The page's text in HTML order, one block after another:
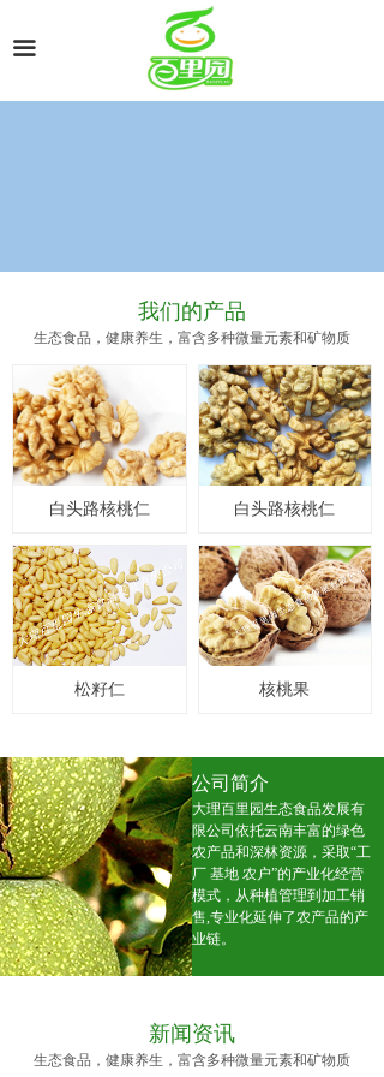
끀
我们的产品
生态食品，健康养生，富含多种微量元素和矿物质
白头路核桃仁 白头路核桃仁
松籽仁 核桃果
公司简介
大理百里园生态食品发展有
限公司依托云南丰富的绿色
农产品和深林资源，采取“工
厂 基地 农户”的产业化经营
模式，从种植管理到加工销
售,专业化延伸了农产品的产
业链。
新闻资讯
生态食品，健康养生，富含多种微量元素和矿物质